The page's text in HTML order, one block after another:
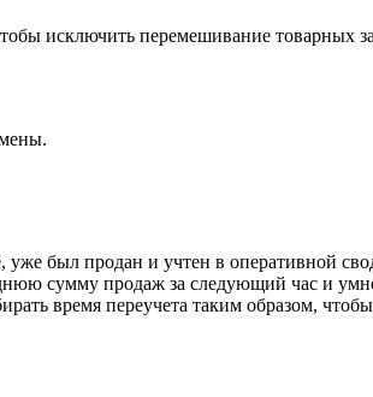
исключить перемешивание товарных
был продан и учтен в оперативной
сумму продаж за следующий час и
время переучета таким образом,